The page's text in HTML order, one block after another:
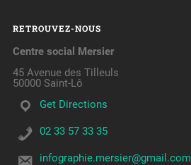
RETROUVEZ-NOUS
Centre social Mersier
45 Avenue des Tilleuls
50000 Saint-Lô
Get Directions
02 33 57 33 35
infographie.mersier@gmail.com